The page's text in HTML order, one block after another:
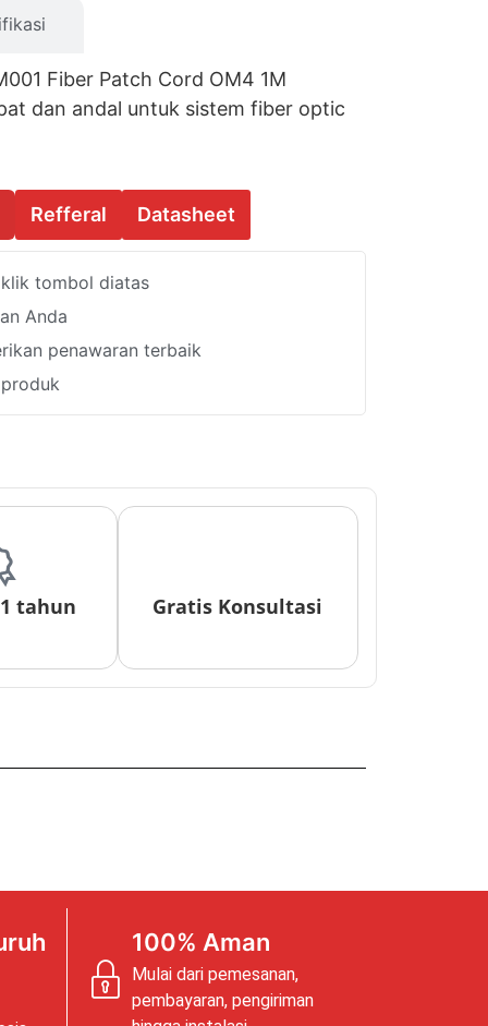
Fiber Patch Cord OM4 1M
dan andal untuk sistem fiber optic
Refferal Datasheet
tombol diatas
Anda
penawaran terbaik
tahun Gratis Konsultasi
100% Aman
Mulai dari pemesanan,
pembayaran, pengiriman